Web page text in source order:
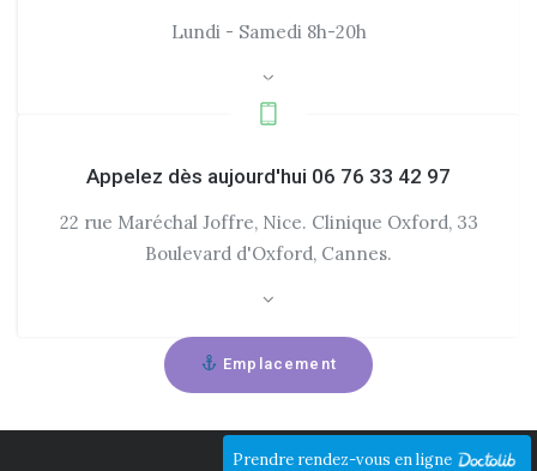
Prendre rendez-vous en ligne
Lundi - Samedi 8h-20h
Appelez dès aujourd'hui 06 76 33 42 97
22 rue Maréchal Joffre, Nice. Clinique Oxford, 33
Boulevard d'Oxford, Cannes.
Emplacement